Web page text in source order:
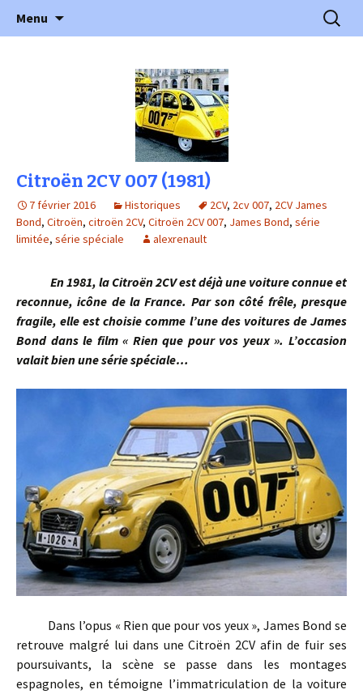
l'Automobile Ancienne
l'automobile ancienne : articles, historiques
…
Menu
Citroën 2CV 007 (1981)
7 février 2016 Historiques 2CV, 2cv 007, 2CV James
Bond, Citroën, citroën 2CV, Citroën 2CV 007, James Bond, série
limitée, série spéciale alexrenault
En 1981, la Citroën 2CV est déjà une voiture connue et
reconnue, icône de la France. Par son côté frêle, presque
fragile, elle est choisie comme l’une des voitures de James
Bond dans le film « Rien que pour vos yeux ». L’occasion
valait bien une série spéciale…
Dans l’opus « Rien que pour vos yeux », James Bond se
retrouve malgré lui dans une Citroën 2CV afin de fuir ses
poursuivants, la scène se passe dans les montages
espagnoles, en témoigne l’immatriculation de la voiture